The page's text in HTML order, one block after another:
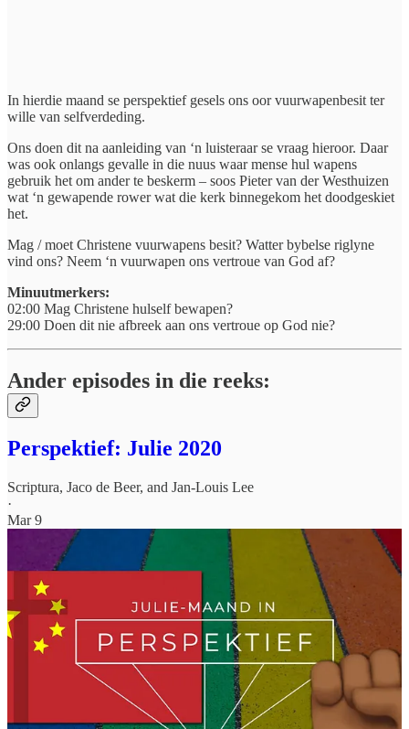
In hierdie maand se perspektief gesels ons oor vuurwapenbesit ter
wille van selfverdeding.
Ons doen dit na aanleiding van ‘n luisteraar se vraag hieroor. Daar
was ook onlangs gevalle in die nuus waar mense hul wapens
gebruik het om ander te beskerm – soos Pieter van der Westhuizen
wat ‘n gewapende rower wat die kerk binnegekom het doodgeskiet
het.
Mag / moet Christene vuurwapens besit? Watter bybelse riglyne
vind ons? Neem ‘n vuurwapen ons vertroue van God af?
Minuutmerkers:
02:00 Mag Christene hulself bewapen?
29:00 Doen dit nie afbreek aan ons vertroue op God nie?
Ander episodes in die reeks:
Perspektief: Julie 2020
Scriptura, Jaco de Beer, and Jan-Louis Lee
·
Mar 9